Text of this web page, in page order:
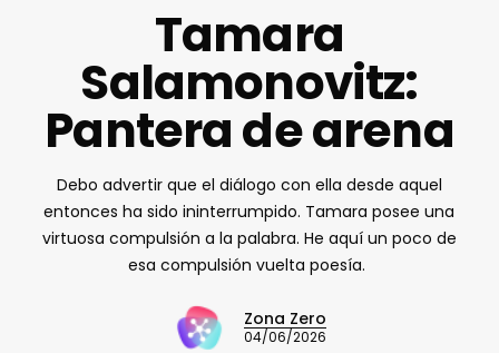
Tamara
Salamonovitz:
Pantera de arena
Debo advertir que el diálogo con ella desde aquel
entonces ha sido ininterrumpido. Tamara posee una
virtuosa compulsión a la palabra. He aquí un poco de
esa compulsión vuelta poesía.
Zona Zero
04/06/2026